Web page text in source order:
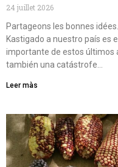
24 juillet 2026
Partageons les bonnes
Kastigado a nuestro país es
importante de estos últimos
también una catástrofe…
Leer màs